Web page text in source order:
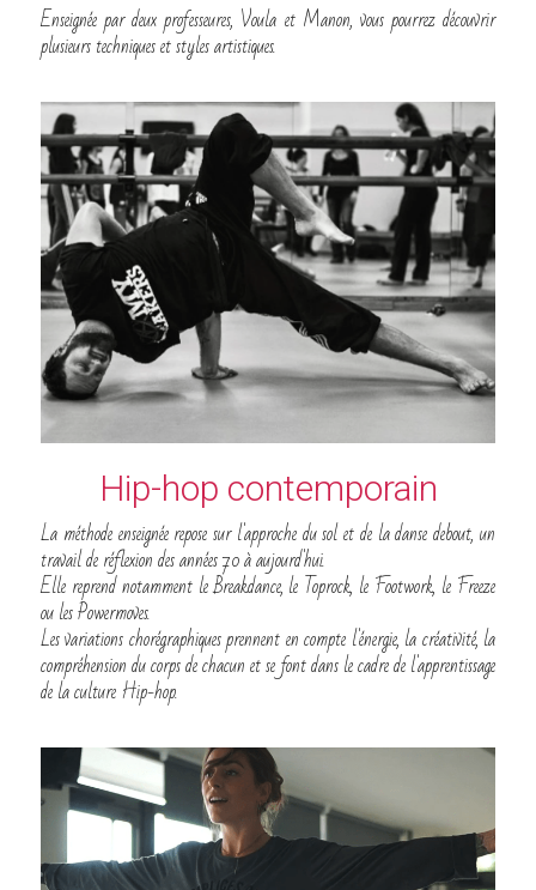
Enseignée par deux professeures, Voula et Manon, vous pourrez découvrir
plusieurs techniques et styles artistiques.
Hip-hop contemporain
La méthode enseignée repose sur l'approche du sol et de la danse debout, un
travail de réflexion des années 70 à aujourd'hui.
Elle reprend notamment le Breakdance, le Toprock, le Footwork, le Freeze
ou les Powermoves.
Les variations chorégraphiques prennent en compte l'énergie, la créativité, la
compréhension du corps de chacun et se font dans le cadre de l'apprentissage
de la culture Hip-hop.